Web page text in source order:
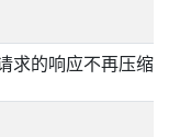
的响应不再压缩。